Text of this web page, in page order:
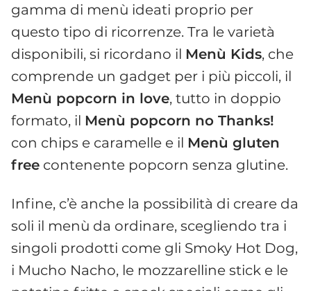
gamma di menù ideati proprio per
questo tipo di ricorrenze. Tra le varietà
disponibili, si ricordano il Menù Kids, che
comprende un gadget per i più piccoli, il
Menù popcorn in love, tutto in doppio
formato, il Menù popcorn no Thanks!
con chips e caramelle e il Menù gluten
free contenente popcorn senza glutine.
Infine, c’è anche la possibilità di creare da
soli il menù da ordinare, scegliendo tra i
singoli prodotti come gli Smoky Hot Dog,
i Mucho Nacho, le mozzarelline stick e le